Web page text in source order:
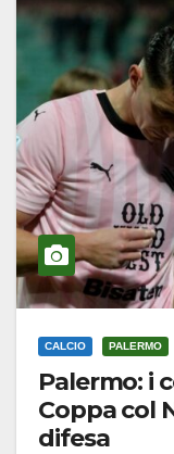
CALCIO PALERMO
Palermo: i
Coppa col
difesa